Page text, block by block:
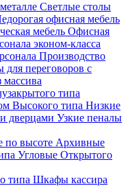
Светлые столы
офисная мебель
мебель Офисная
эконом-класса
Производство
для переговоров с
массива
типа
Высокого типа Низкие
дверцами Узкие пеналы
по высоте Архивные
Угловые Открытого
типа Шкафы кассира